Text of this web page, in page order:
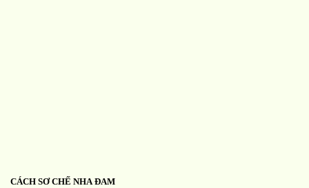
CÁCH SƠ CHẾ NHA ĐAM